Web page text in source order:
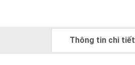
Thông tin chi tiết